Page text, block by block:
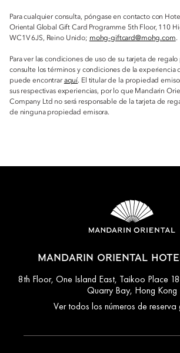
Para cualquier consulta, póngase en contacto con
Oriental Global Gift Card Programme 5th Floor, 110
WC1V 6JS, Reino Unido; mohg-giftcard@mohg.com.
Para ver las condiciones de uso de su tarjeta de
consulte los términos y condiciones de la experiencia
puede encontraraquí. El titular de la propiedad
sus respectivas experiencias, por lo que Mandarin
Company Ltd no será responsable de la tarjeta de
de ninguna propiedad emisora.
MANDARIN ORIENTAL
8th Floor, One Island East, Taikoo Place
Quarry Bay, Hong Kong
Ver todos los números de reserva